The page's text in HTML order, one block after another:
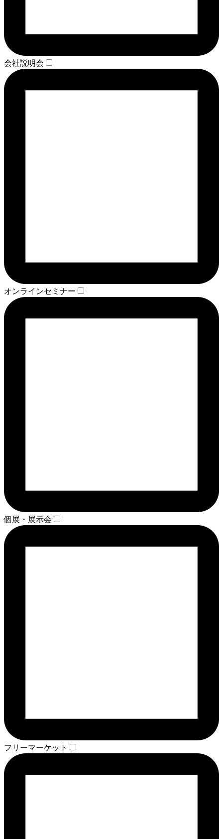
会社説明会
オンラインセミナー
個展・展示会
フリーマーケット